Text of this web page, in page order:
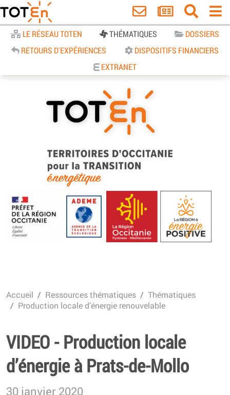
LE RÉSEAU TOTEN THÉMATIQUES
DOSSIERS
RETOURS D'EXPÉRIENCES
DISPOSITIFS FINANCIERS
EXTRANET
TOTEn Occitanie | Territoires
d’Occitanie pour la Transition
Energétique
Accueil Ressources thématiques
Thématiques
Production locale d’énergie renouvelable
VIDEO - Production locale
d’énergie à Prats-de-Mollo
30 janvier 2020